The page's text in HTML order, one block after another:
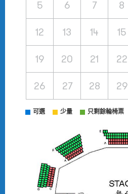
5 6 7 8
12 13 14 15
19 20 21 22
26 27 28 29
可選 少量 只剩餘輪椅票